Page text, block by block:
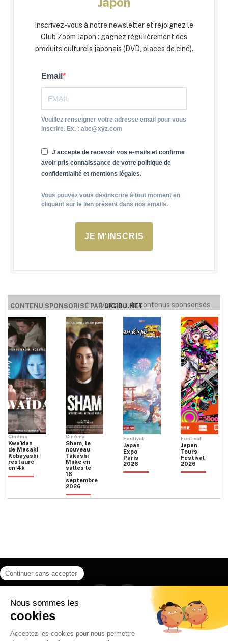
Inscrivez-vous à notre newsletter et rejoignez le
Club Zoom Japon : gagnez régulièrement des
produits culturels japonais (DVD, places de ciné).
Email
Veuillez renseigner votre adresse email pour vous
inscrire. Ex. : abc@xyz.com
J'accepte de recevoir vos e-mails et confirme
avoir pris connaissance de votre politique de
confidentialité et mentions légales.
Vous pouvez vous désinscrire à tout moment en
cliquant sur le lien présent dans nos emails.
JE M'INSCRIS
CONTENU SPONSORISÉ PARDIGIBU.NET
Voir plus de contenus sponsorisés
Cinéma
Kwaïdan
de Masaki
Kobayashi
restauré
en 4k
Cinéma
Sham, le
nouveau
Takashi
Miike en
salles le
16
septembre
2026
Festival
Japan
Expo
Paris
2026
Festival
Japan
Tours
Festival
2026
Instagram
CONTACT